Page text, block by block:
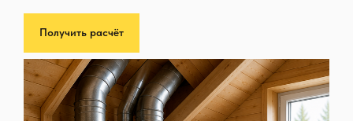
Получить расчёт